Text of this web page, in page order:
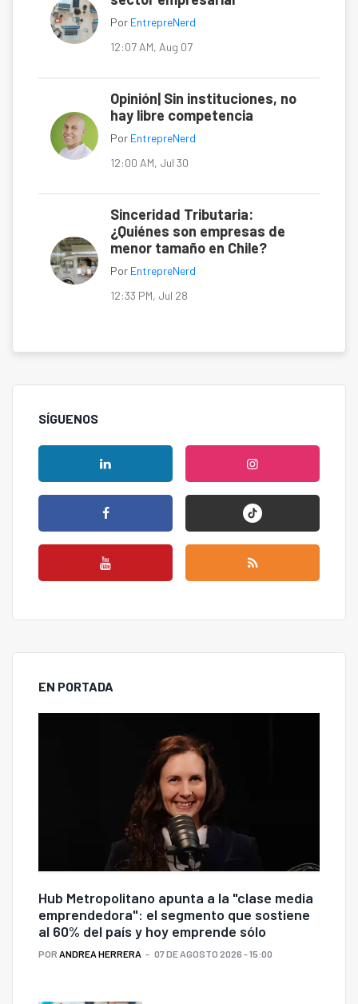
Por EntrepreNerd
12:07 AM, Aug 07
Opinión| Sin instituciones, no
hay libre competencia
Por EntrepreNerd
12:00 AM, Jul 30
Sinceridad Tributaria:
¿Quiénes son empresas de
menor tamaño en Chile?
Por EntrepreNerd
12:33 PM, Jul 28
SÍGUENOS
EN PORTADA
Hub Metropolitano apunta a la "clase media
emprendedora": el segmento que sostiene
al 60% del país y hoy emprende sólo
POR ANDREA HERRERA 07 DE AGOSTO 2026 - 15:00